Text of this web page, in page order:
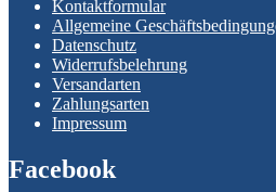
Kontaktformular
Allgemeine
Datenschutz
Widerrufsbelehrung
Versandarten
Zahlungsarten
Impressum
Facebook